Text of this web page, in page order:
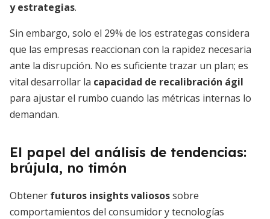
y estrategias.
Sin embargo, solo el 29% de los estrategas considera
que las empresas reaccionan con la rapidez necesaria
ante la disrupción. No es suficiente trazar un plan; es
vital desarrollar la capacidad de recalibración ágil
para ajustar el rumbo cuando las métricas internas lo
demandan.
El papel del análisis de tendencias:
brújula, no timón
Obtener futuros insights valiosossobre
comportamientos del consumidor y tecnologías